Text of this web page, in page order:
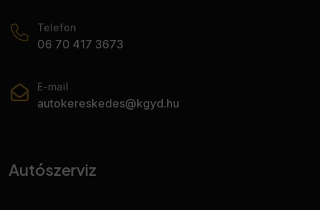
• Lejtmenet asszisztens
• Memóriás utasülés
• Menetfény
• Multifunkciós kormánykerék
• Sebességfüggő szervokormány
Telefon
06 70 417 3673
E-mail
autokereskedes@kgyd.hu
Autószerviz